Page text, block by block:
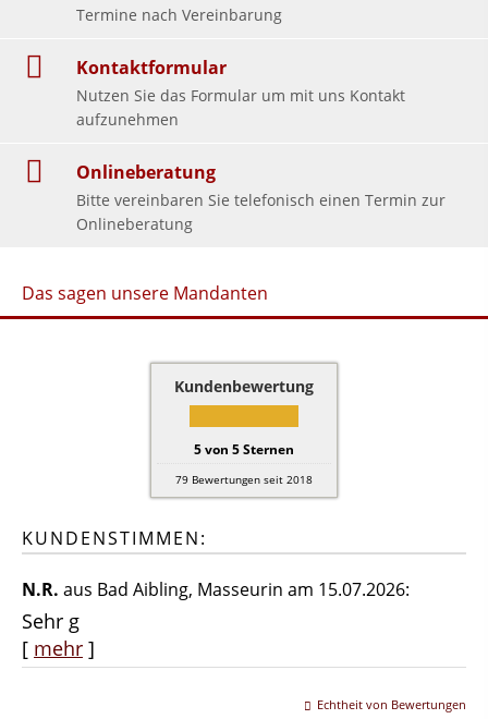
Termine nach Vereinbarung
Kontaktformular
Nutzen Sie das Formular um mit uns Kontakt
aufzunehmen
Onlineberatung
Bitte vereinbaren Sie telefonisch einen Termin zur
Onlineberatung
Das sagen unsere Mandanten
Kundenbewertung
5von 5Sternen
79 Bewertungen seit 2018
KUNDENSTIMMEN:
N.R. aus Bad Aibling, Masseurin am 15.07.2026:
Sehr g
[ mehr ]
Echtheit von Bewertungen